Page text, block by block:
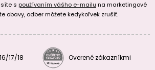
s používaním vášho e-mailu na marketingové
obavy, odber môžete kedykoľvek zrušiť.
17/18 Overené zákazníkmi